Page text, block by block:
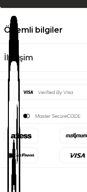
Önemli bilgiler
İletişim